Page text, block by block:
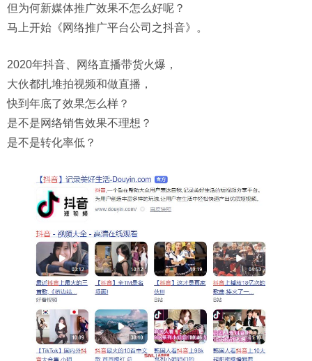
但为何新媒体推广效果不怎么好呢？
马上开始《网络推广平台公司之抖音》。
2020年抖音、网络直播带货火爆，
大伙都扎堆拍视频和做直播，
快到年底了效果怎么样？
是不是网络销售效果不理想？
是不是转化率低？